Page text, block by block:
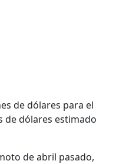
de dólares para el
de dólares estimado
de abril pasado,